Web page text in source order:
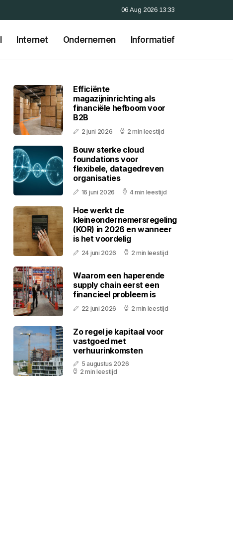
06 Aug 2026 13:33
Internet Ondernemen Informatief
Efficiënte
magazijninrichting als
financiële hefboom voor
B2B
2 juni 2026 2 min leestijd
Bouw sterke cloud
foundations voor
flexibele, datagedreven
organisaties
16 juni 2026 4 min leestijd
Hoe werkt de
kleineondernemersregeling
(KOR) in 2026 en wanneer
is het voordelig
24 juni 2026 2 min leestijd
Waarom een haperende
supply chain eerst een
financieel probleem is
22 juni 2026 2 min leestijd
Zo regel je kapitaal voor
vastgoed met
verhuurinkomsten
5 augustus 2026
2 min leestijd